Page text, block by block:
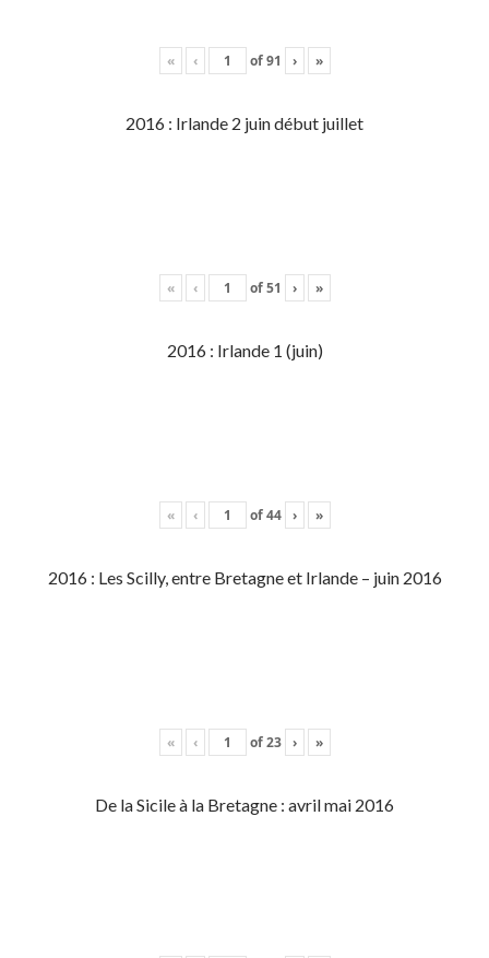
« ‹ of91 › »
2016 : Irlande 2 juin début juillet
« ‹ of51 › »
2016 : Irlande 1 (juin)
« ‹ of44 › »
2016 : Les Scilly, entre Bretagne et Irlande – juin 2016
« ‹ of23 › »
De la Sicile à la Bretagne : avril mai 2016